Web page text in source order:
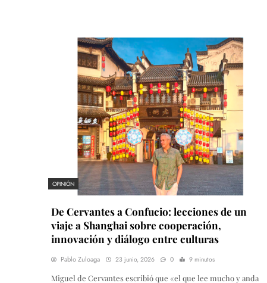
OPINIÓN
De Cervantes a Confucio: lecciones de un
viaje a Shanghai sobre cooperación,
innovación y diálogo entre culturas
Pablo Zuloaga 23 junio, 2026 0 9 minutos
Miguel de Cervantes escribió que «el que lee mucho y anda